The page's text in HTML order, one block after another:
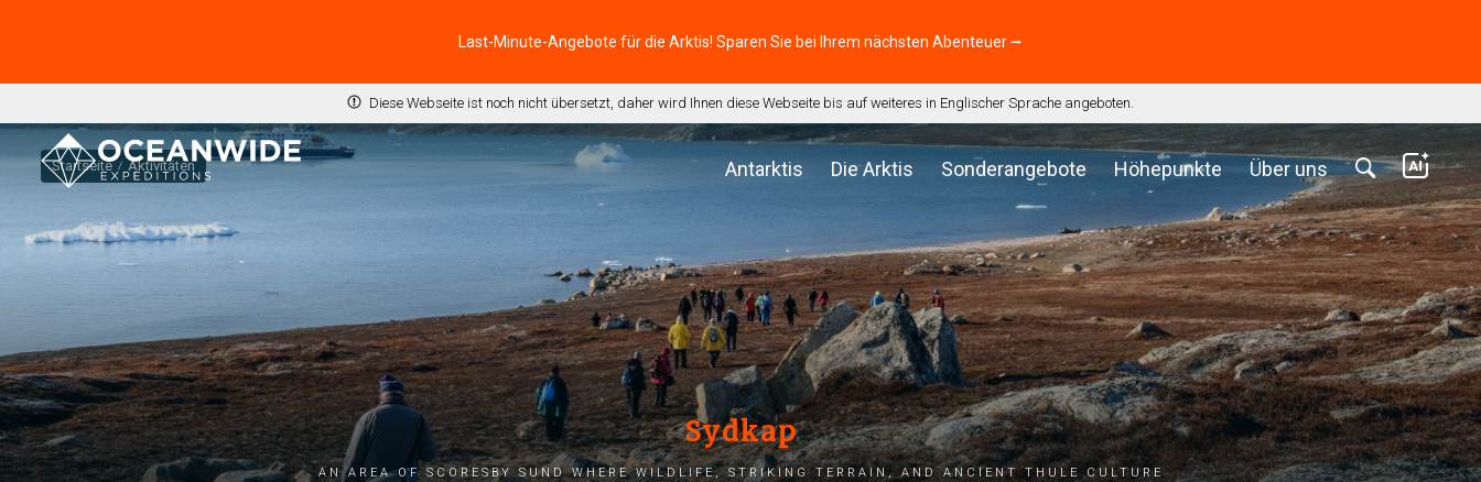
Last-Minute-Angebote für die Arktis! Sparen Sie bei Ihrem nächsten Abenteuer ⭢
Diese Webseite ist noch nicht übersetzt, daher wird Ihnen diese Webseite bis auf weiteres in Englischer Sprache angeboten.
Antarktis Die Arktis Sonderangebote Höhepunkte Über uns
Startseite Aktivitäten
Sydkap
An area of Scoresby Sund where wildlife, striking terrain, and ancient Thule culture